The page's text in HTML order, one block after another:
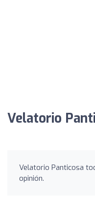
Velatorio
Velatorio Panticosa
opinión.